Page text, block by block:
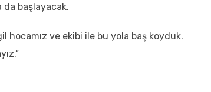
da başlayacak.
hocamız ve ekibi ile bu yola baş koyduk.